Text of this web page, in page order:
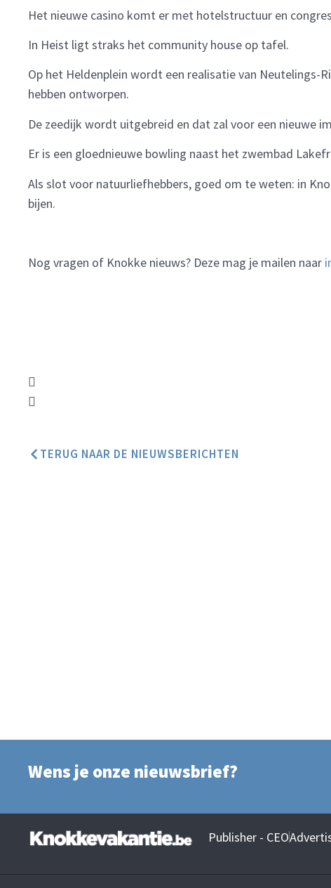
Het nieuwe casino komt er met hotelstructuur en
In Heist ligt straks het community house op tafel.
Op het Heldenplein wordt een realisatie van Neutelings-
hebben ontworpen.
De zeedijk wordt uitgebreid en dat zal voor een nieuwe
Er is een gloednieuwe bowling naast het zwembad
Als slot voor natuurliefhebbers, goed om te weten: in
bijen.
Nog vragen of Knokke nieuws? Deze mag je mailen naar
TERUG NAAR DE NIEUWSBERICHTEN
Wens je onze nieuwsbrief?
Publisher - CEO